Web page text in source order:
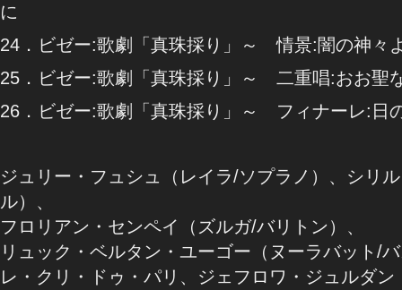
に
24．ビゼー:歌劇「真珠採り」～ 情景:闇の神々
25．ビゼー:歌劇「真珠採り」～ 二重唱:おお聖
26．ビゼー:歌劇「真珠採り」～ フィナーレ:日
ジュリー・フュシュ（レイラ/ソプラノ）、シリ
ル）、
フロリアン・センペイ（ズルガ/バリトン）、
リュック・ベルタン・ユーゴー（ヌーラバット/
レ・クリ・ドゥ・パリ、ジェフロワ・ジュルダン